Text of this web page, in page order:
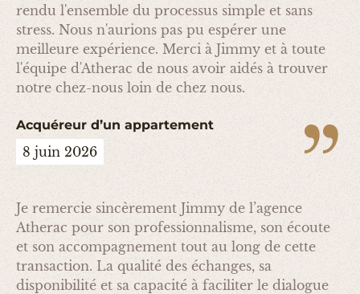
rendu l'ensemble du processus simple et sans
stress. Nous n'aurions pas pu espérer une
meilleure expérience. Merci à Jimmy et à toute
l'équipe d'Atherac de nous avoir aidés à trouver
notre chez-nous loin de chez nous.
Acquéreur d’un appartement
8 juin 2026
Je remercie sincèrement Jimmy de l’agence
Atherac pour son professionnalisme, son écoute
et son accompagnement tout au long de cette
transaction. La qualité des échanges, sa
disponibilité et sa capacité à faciliter le dialogue